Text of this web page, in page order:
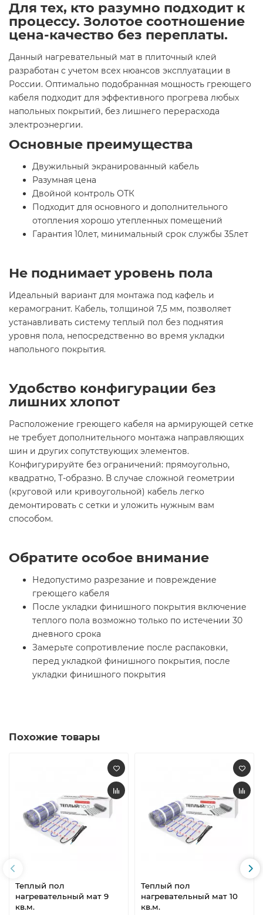
Для тех, кто разумно подходит к
процессу. Золотое соотношение
цена-качество без переплаты.
Данный нагревательный мат в плиточный клей
разработан с учетом всех нюансов эксплуатации в
России. Оптимально подобранная мощность греющего
кабеля подходит для эффективного прогрева любых
напольных покрытий, без лишнего перерасхода
электроэнергии.
Основные преимущества
Двужильный экранированный кабель
Разумная цена
Двойной контроль ОТК
Подходит для основного и дополнительного
отопления хорошо утепленных помещений
Гарантия 10лет, минимальный срок службы 35лет
Не поднимает уровень пола
Идеальный вариант для монтажа под кафель и
керамогранит. Кабель, толщиной 7,5 мм, позволяет
устанавливать систему теплый пол без поднятия
уровня пола, непосредственно во время укладки
напольного покрытия.
Удобство конфигурации без
лишних хлопот
Расположение греющего кабеля на армирующей сетке
не требует дополнительного монтажа направляющих
шин и других сопутствующих элементов.
Конфигурируйте без ограничений: прямоугольно,
квадратно, Т-образно. В случае сложной геометрии
(круговой или кривоугольной) кабель легко
демонтировать с сетки и уложить нужным вам
способом.
Обратите особое внимание
Недопустимо разрезание и повреждение
греющего кабеля
После укладки финишного покрытия включение
теплого пола возможно только по истечении 30
дневного срока
Замерьте сопротивление после распаковки,
перед укладкой финишного покрытия, после
укладки финишного покрытия
Похожие товары
Теплый пол
нагревательный мат 9
кв.м.
Теплый пол
нагревательный мат 10
кв.м.